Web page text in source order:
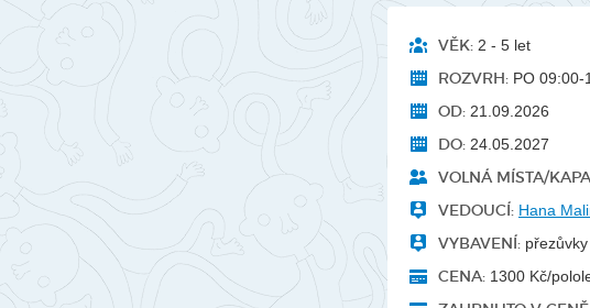
VĚK: 2 - 5 let
ROZVRH: PO 09:00-
OD: 21.09.2026
DO: 24.05.2027
VOLNÁ MÍSTA/
VEDOUCÍ: Hana
VYBAVENÍ:
CENA: 1300 Kč/